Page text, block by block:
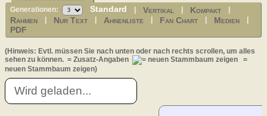
Generationen: Standard |Vertikal Kompakt
Rahmen Nur Text Ahnenliste Fan Chart Medien
PDF
(Hinweis: Evtl. müssen Sie nach unten oder nach rechts scrollen, um alles
sehen zu können. = Zusatz-Angaben
=
neuen Stammbaum zeigen)
Wird geladen...